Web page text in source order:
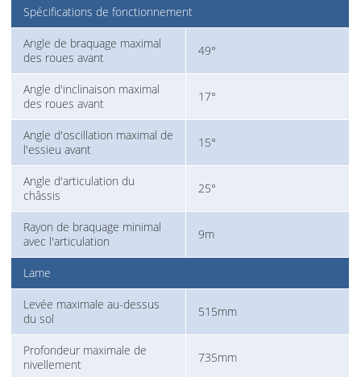
Spécifications de fonctionnement
Angle de braquage maximal
des roues avant
49°
Angle d'inclinaison maximal
des roues avant
17°
Angle d'oscillation maximal de
l'essieu avant
15°
Angle d'articulation du
châssis
25°
Rayon de braquage minimal
avec l'articulation
9m
Lame
Levée maximale au-dessus
du sol
515mm
Profondeur maximale de
nivellement
735mm